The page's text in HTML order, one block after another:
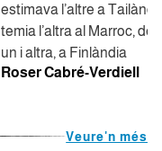
estimava l’altre a
temia l’altra al Marroc, de
un i altra, a Finlàndia
Roser Cabré-Verdiell
Veure'n més